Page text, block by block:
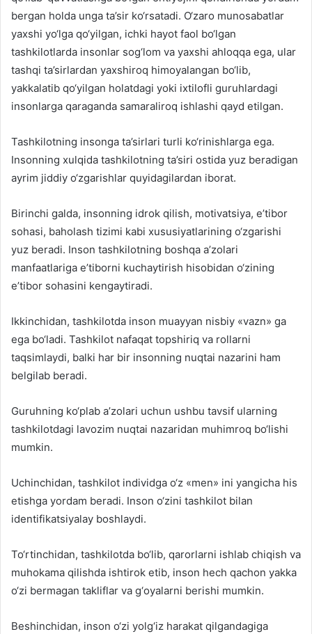
bergan holda unga ta’sir ko‘rsatadi. O‘zaro munosabatlar
yaxshi yo‘lga qo‘yilgan, ichki hayot faol bo‘lgan
tashkilotlarda insonlar sog‘lom va yaxshi ahloqqa ega, ular
tashqi ta’sirlardan yaxshiroq himoyalangan bo‘lib,
yakkalatib qo‘yilgan holatdagi yoki ixtilofli guruhlardagi
insonlarga qaraganda samaraliroq ishlashi qayd etilgan.
Tashkilotning insonga ta’sirlari turli ko‘rinishlarga ega.
Insonning xulqida tashkilotning ta’siri ostida yuz beradigan
ayrim jiddiy o‘zgarishlar quyidagilardan iborat.
Birinchi galda, insonning idrok qilish, motivatsiya, e’tibor
sohasi, baholash tizimi kabi xususiyatlarining o‘zgarishi
yuz beradi. Inson tashkilotning boshqa a’zolari
manfaatlariga e’tiborni kuchaytirish hisobidan o‘zining
e’tibor sohasini kengaytiradi.
Ikkinchidan, tashkilotda inson muayyan nisbiy «vazn» ga
ega bo‘ladi. Tashkilot nafaqat topshiriq va rollarni
taqsimlaydi, balki har bir insonning nuqtai nazarini ham
belgilab beradi.
Guruhning ko‘plab a’zolari uchun ushbu tavsif ularning
tashkilotdagi lavozim nuqtai nazaridan muhimroq bo‘lishi
mumkin.
Uchinchidan, tashkilot individga o‘z «men» ini yangicha his
etishga yordam beradi. Inson o‘zini tashkilot bilan
identifikatsiyalay boshlaydi.
To‘rtinchidan, tashkilotda bo‘lib, qarorlarni ishlab chiqish va
muhokama qilishda ishtirok etib, inson hech qachon yakka
o‘zi bermagan takliflar va g‘oyalarni berishi mumkin.
Beshinchidan, inson o‘zi yolg‘iz harakat qilgandagiga